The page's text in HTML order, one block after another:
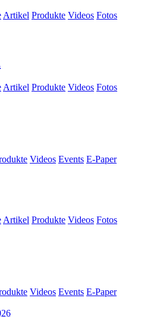
Artikel Produkte Videos Fotos
Artikel Produkte Videos Fotos
Videos Events E-Paper
Artikel Produkte Videos Fotos
Videos Events E-Paper